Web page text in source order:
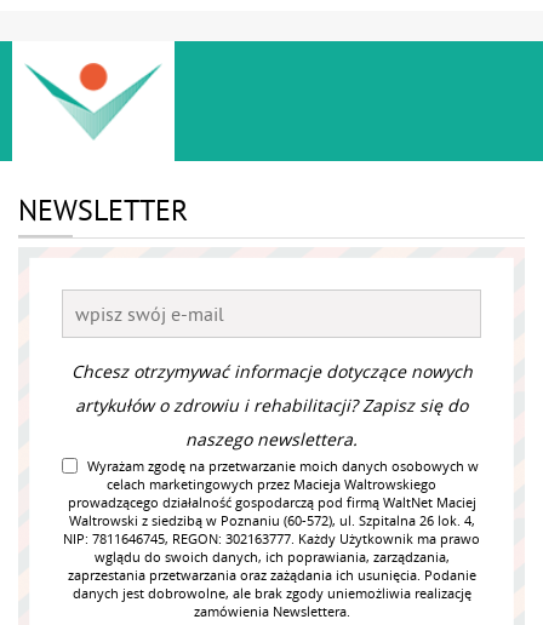
NEWSLETTER
Chcesz otrzymywać informacje dotyczące nowych
artykułów o zdrowiu i rehabilitacji? Zapisz się do
naszego newslettera.
Wyrażam zgodę na przetwarzanie moich danych osobowych w
celach marketingowych przez Macieja Waltrowskiego
prowadzącego działalność gospodarczą pod firmą WaltNet Maciej
Waltrowski z siedzibą w Poznaniu (60-572), ul. Szpitalna 26 lok. 4,
NIP: 7811646745, REGON: 302163777. Każdy Użytkownik ma prawo
wglądu do swoich danych, ich poprawiania, zarządzania,
zaprzestania przetwarzania oraz zażądania ich usunięcia. Podanie
danych jest dobrowolne, ale brak zgody uniemożliwia realizację
zamówienia Newslettera.